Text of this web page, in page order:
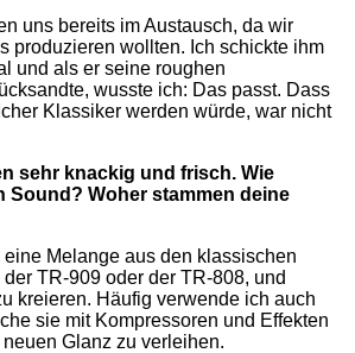
uns bereits im Austausch, da wir
produzieren wollten. Ich schickte ihm
und als er seine roughen
wusste ich: Das passt. Dass
Klassiker werden würde, war nicht
sehr knackig und frisch. Wie
Sound? Woher stammen deine
eine Melange aus den klassischen
TR-909 oder der TR-808, und
kreieren. Häufig verwende ich auch
sie mit Kompressoren und Effekten
Glanz zu verleihen.